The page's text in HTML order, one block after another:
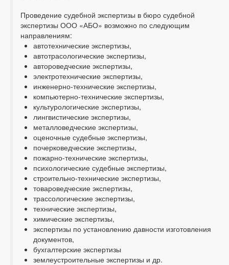
Проведение судебной экспертизы в бюро судебной
экспертизы ООО «АБО» возможно по следующим
направлениям:
автотехнические экспертизы,
автотрасологические экспертизы,
автороведческие экспертизы,
электротехнические экспертизы,
инженерно-технические экспертизы,
компьютерно-технические экспертизы,
культурологические экспертизы,
лингвистические экспертизы,
металловедческие экспертизы,
оценочные судебные экспертизы,
почерковедческие экспертизы,
пожарно-технические экспертизы,
психологические судебные экспертизы,
строительно-технические экспертизы,
товароведческие экспертизы,
трассологические экспертизы,
технические экспертизы,
химические экспертизы,
экспертизы по установлению давности изготовления
документов,
бухгалтерские экспертизы
землеустроительные экспертизы и др.